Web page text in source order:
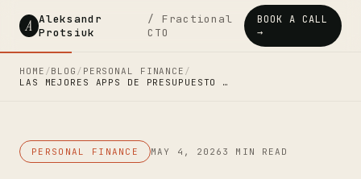
A Aleksandr
Protsiuk
/ Fractional
CTO
BOOK A CALL
→
HOME /BLOG / PERSONAL FINANCE /
LAS MEJORES APPS DE PRESUPUESTO …
PERSONAL FINANCE MAY 4, 2026 3 MIN READ